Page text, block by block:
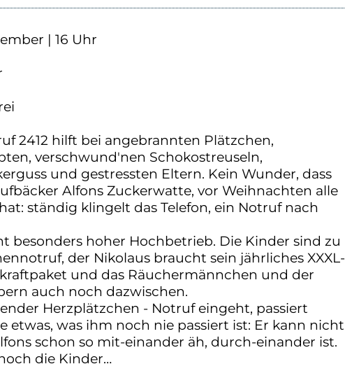
| 16 Uhr
2412 hilft bei angebrannten Plätzchen,
verschwund'nen Schokostreuseln,
und gestressten Eltern. Kein Wunder, dass
Alfons Zuckerwatte, vor Weihnachten alle
ständig klingelt das Telefon, ein Notruf nach
besonders hoher Hochbetrieb. Die Kinder sind zu
der Nikolaus braucht sein jährliches XXXL-
und das Räuchermännchen und der
auch noch dazwischen.
Herzplätzchen - Notruf eingeht, passiert
etwas, was ihm noch nie passiert ist: Er kann nicht
schon so mit-einander äh, durch-einander ist.
die Kinder…